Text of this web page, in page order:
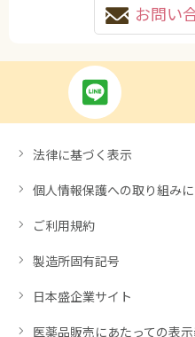
お問い
法律に基づく表示
個人情報保護への取り組み
ご利用規約
製造所固有記号
日本盛企業サイト
医薬品販売にあたっての表